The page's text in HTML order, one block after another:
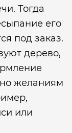
Тогда
его
под заказ.
дерево,
желаниям
или